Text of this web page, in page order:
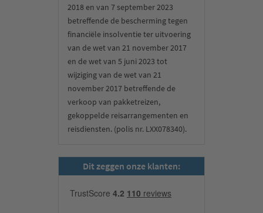
2018 en van 7 september 2023
betreffende de bescherming tegen
financiële insolventie ter uitvoering
van de wet van 21 november 2017
en de wet van 5 juni 2023 tot
wijziging van de wet van 21
november 2017 betreffende de
verkoop van pakketreizen,
gekoppelde reisarrangementen en
reisdiensten. (polis nr. LXX078340).
Dit zeggen onze klanten: